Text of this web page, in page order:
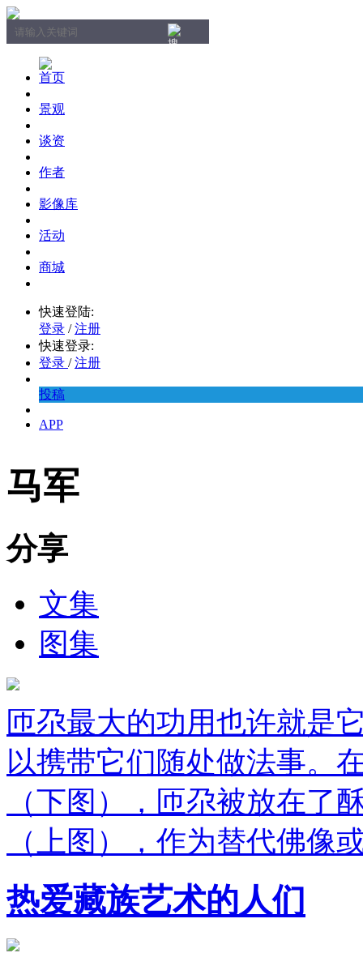
首页
景观
谈资
作者
影像库
活动
商城
快速登陆:
登录 / 注册
快速登录:
登录 / 注册
投稿
APP
马军
分享
文集
图集
匝尕最大的功用也许就是
以携带它们随处做法事。
（下图），匝尕被放在了
（上图），作为替代佛像
热爱藏族艺术的人们